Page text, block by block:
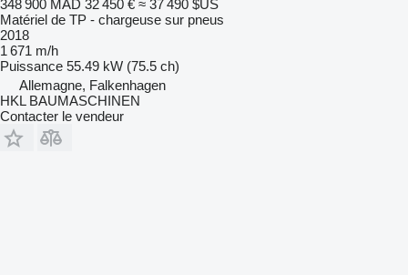
348 900 MAD 32 450 € ≈ 37 490 $US
Matériel de TP - chargeuse sur pneus
2018
1 671 m/h
Puissance 55.49 kW (75.5 ch)
Allemagne, Falkenhagen
HKL BAUMASCHINEN
Contacter le vendeur